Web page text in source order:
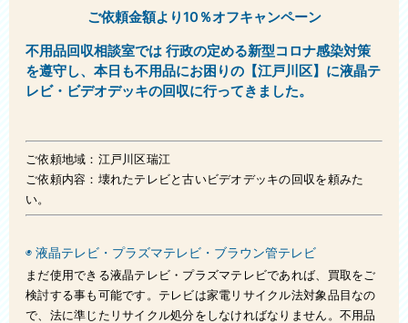
ご依頼金額より10％オフキャンペーン
不用品回収相談室では 行政の定める新型コロナ感染対策
を遵守し、本日も不用品にお困りの 【江戸川区】に液晶テ
レビ・ビデオデッキの回収に行ってきました。
ご依頼地域：江戸川区瑞江
ご依頼内容：壊れたテレビと古いビデオデッキの回収を頼みた
い。
◉ 液晶テレビ・プラズマテレビ・ブラウン管テレビ
まだ使用できる液晶テレビ・プラズマテレビであれば、買取をご
検討する事も可能です。テレビは家電リサイクル法対象品目なの
で、法に準じたリサイクル処分をしなければなりません。不用品
会社概要